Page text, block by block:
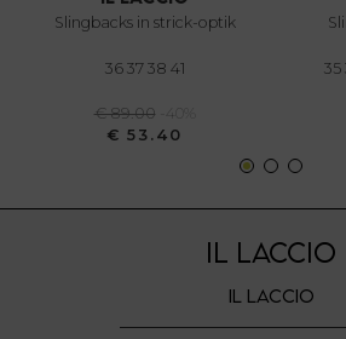
annunci, per fornire funzionalità dei
analizzare il nostro traffico.
informazioni sul modo in cui utilizza il
pubblicità e social media, i quali
con altre informazioni che ha fornito
slingbacks in strick-optik
36 37 38 41
€ 89.00
-40%
€ 53.40
IL LACCIO
IL LACCIO